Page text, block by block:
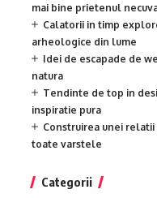
mai bine prietenul
Calatorii in timp
arheologice din lume
Idei de escapade de
natura
Tendinte de top in
inspiratie pura
Construirea unei
toate varstele
Categorii